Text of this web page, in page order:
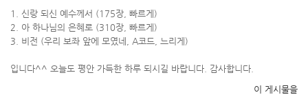
1. 신랑 되신 예수께서 (175장, 빠르게)
2. 아 하나님의 은혜로 (310장, 빠르게)
3. 비전 (우리 보좌 앞에 모였네, A코드, 느리게)
입니다^^ 오늘도 평안 가득한 하루 되시길 바랍니다. 감사합니다.
이 게시물을